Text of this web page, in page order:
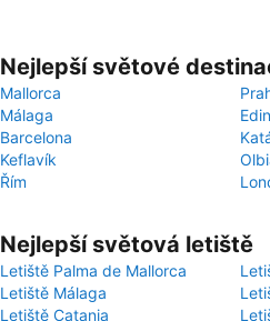
Nejlepší světové
Mallorca
Málaga
Barcelona
Keflavík
Řím
Nejlepší světová letiště
Letiště Palma de Mallorca
Letiště Málaga
Letiště Catania